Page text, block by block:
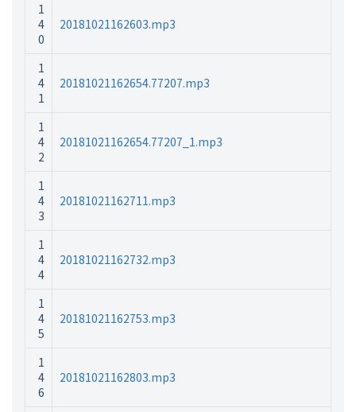
1
4
0
20181021162603.mp3
1
4
1
20181021162654.77207.mp3
1
4
2
20181021162654.77207_1.mp3
1
4
3
20181021162711.mp3
1
4
4
20181021162732.mp3
1
4
5
20181021162753.mp3
1
4
6
20181021162803.mp3